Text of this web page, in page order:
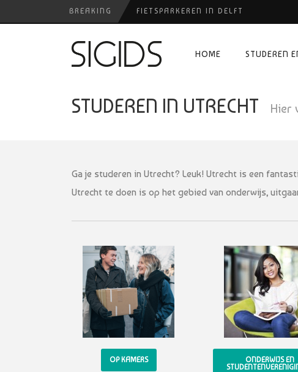
BREAKING FIETSPARKEREN IN DELFT
USED PRODUCTS LEIDEN
HUISARTSENPRAKTIJK BINCK-ZORG
HOME STUDEREN
STUDEREN IN UTRECHT Hier
Ga je studeren in Utrecht? Leuk! Utrecht is een
Utrecht te doen is op het gebied van onderwijs,
OP KAMERS
ONDERWIJS EN